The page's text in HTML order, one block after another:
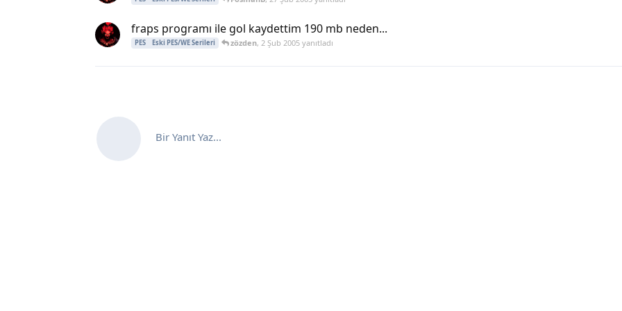
fraps programı ile gol kaydettim 190 mb neden...
PES Eski PES/WE Serileri zözden, 2 Şub 2005yanıtladı
Bir Yanıt Yaz...